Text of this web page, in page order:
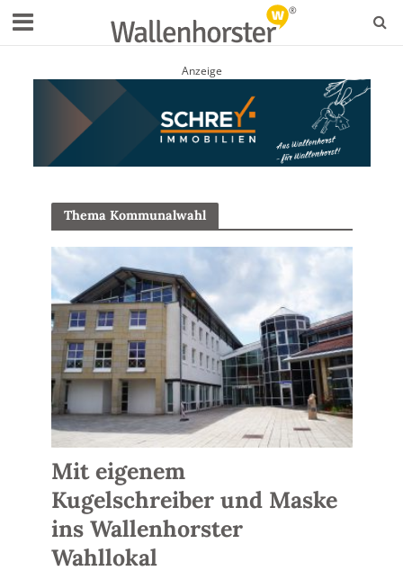
Anzeige
Thema Kommunalwahl
Mit eigenem
Kugelschreiber und Maske
ins Wallenhorster
Wahllokal